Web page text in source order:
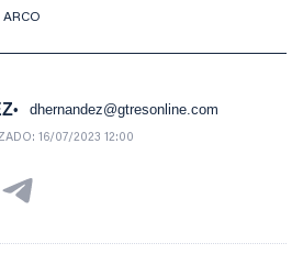
dhernandez@gtresonline.com
16/07/2023 12:00